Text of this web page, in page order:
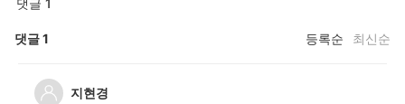
댓글 1
댓글1 등록순 최신순
지현경